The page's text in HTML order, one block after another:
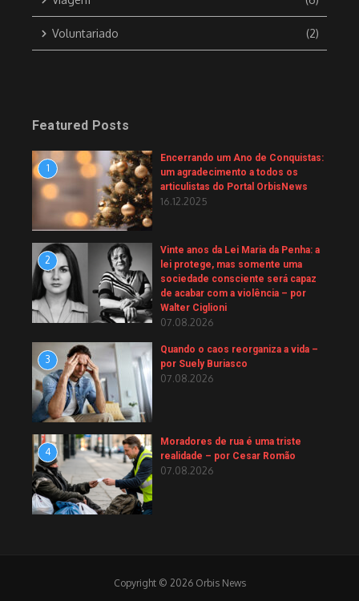
Voluntariado (2)
Featured Posts
1
Encerrando um Ano de Conquistas:
um agradecimento a todos os
articulistas do Portal OrbisNews
16.12.2025
2
Vinte anos da Lei Maria da Penha: a
lei protege, mas somente uma
sociedade consciente será capaz
de acabar com a violência – por
Walter Ciglioni
07.08.2026
3
Quando o caos reorganiza a vida –
por Suely Buriasco
07.08.2026
4
Moradores de rua é uma triste
realidade – por Cesar Romão
07.08.2026
Copyright © 2026 Orbis News